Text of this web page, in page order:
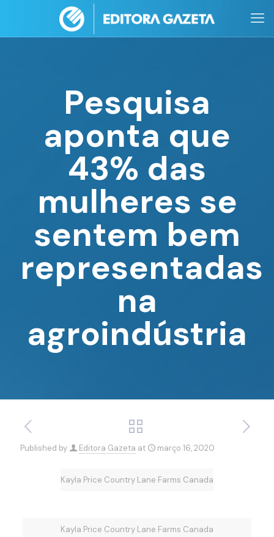
Pesquisa
aponta que
43% das
mulheres se
sentem bem
representadas
na
agroindústria
Published by Editora Gazeta at março 16, 2020
Kayla Price Country Lane Farms Canada
Kayla Price Country Lane Farms Canada